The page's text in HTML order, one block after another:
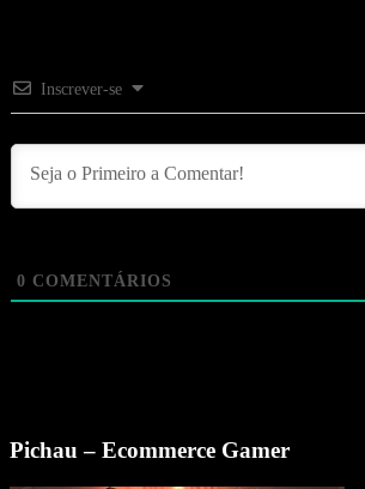
Inscrever-se
0 COMENTÁRIOS
Pichau – Ecommerce Gamer